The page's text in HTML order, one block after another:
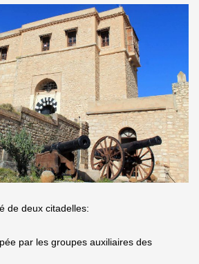
de deux citadelles:
par les groupes auxiliaires des